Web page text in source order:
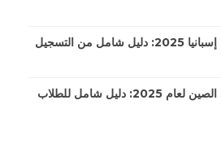
متطلبات الدراسة في إسبانيا 2025: دليل شامل من التسجيل
متطلبات الدراسة في الصين لعام 2025: دليل شامل للطلاب